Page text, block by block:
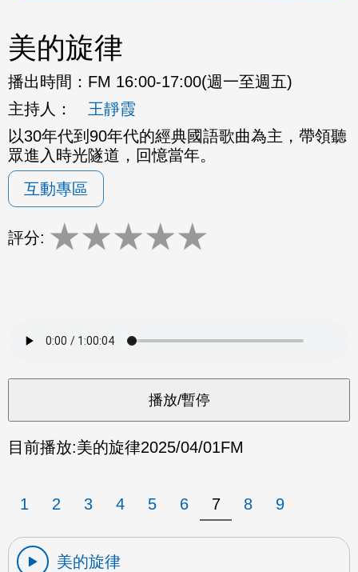
美的旋律
播出時間： FM 16:00-17:00(週一至週五)
主持人：
王靜霞
以30年代到90年代的經典國語歌曲為主，帶領聽
眾進入時光隧道，回憶當年。
互動專區
評分: ★★★★★
目前播放:美的旋律2025/04/01FM
1 2 3 4 5 6 7 8 9
美的旋律